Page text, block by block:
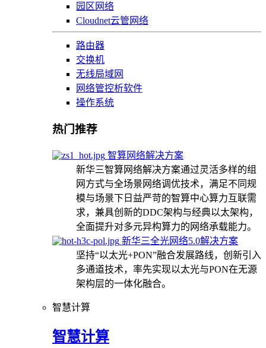
园区网络
Cloudnet云管网络
路由器
交换机
无线局域网
网络管控析软件
操作系统
热门推荐
智算网络解决方案
新华三智算网络解决方案通过灵活多样的组
网方式与全场景网络调优技术，满足不同规
模与场景下日益严苛的智算中心算力互联需
求，兼具创新的DDC架构与经典以太架构，
全面提升对多元异构算力的网络承载能力。
新华三全光网络5.0解决方案
坚持“以太光+PON”融合发展路线，创新引入
多通道技术，率先实现以太光与PON在无源
架构层的一体化融合。
智慧计算
智慧计算